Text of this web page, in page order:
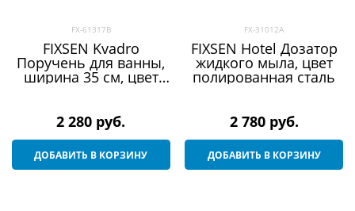
FX-61317B
FIXSEN Kvadro
Поручень для ванны,
ширина 35 см, цвет
2 280 руб.
ДОБАВИТЬ В КОРЗИНУ
FX-31012A
FIXSEN Hotel Дозатор
жидкого мыла, цвет
полированная сталь
2 780 руб.
ДОБАВИТЬ В КОРЗИНУ